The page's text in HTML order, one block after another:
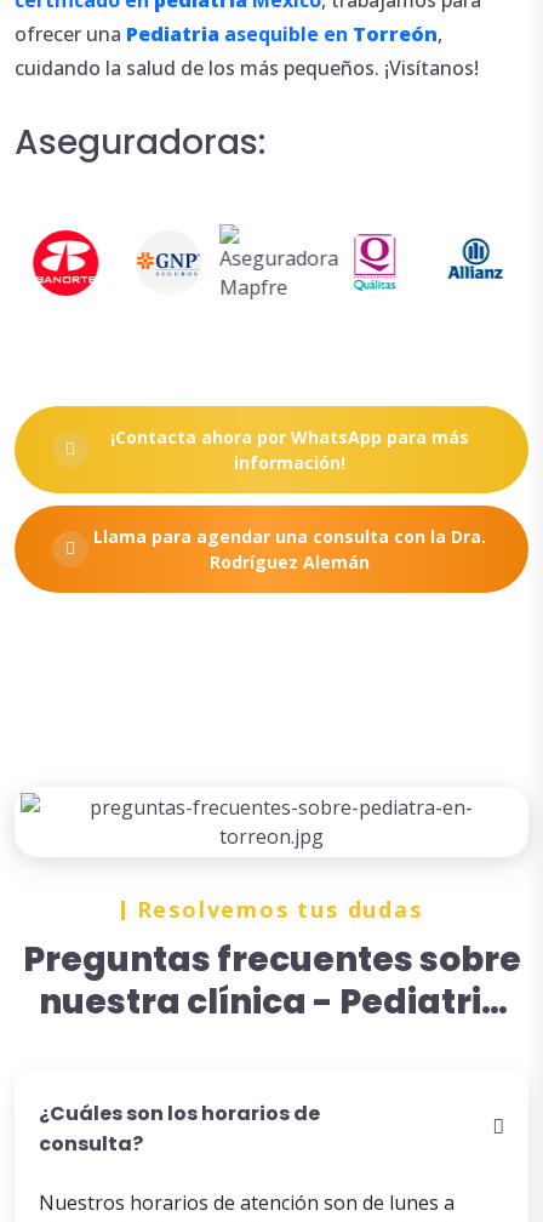
ofrecer una Pediatria asequible en Torreón,
cuidando la salud de los más pequeños. ¡Visítanos!
Aseguradoras:
¡Contacta ahora por WhatsApp para más
información!
Llama para agendar una consulta con la Dra.
Rodríguez Alemán
Resolvemos tus dudas
Preguntas frecuentes sobre
nuestra clínica - Pediatria
¿Cuáles son los horarios de
consulta?
Nuestros horarios de atención son de lunes a